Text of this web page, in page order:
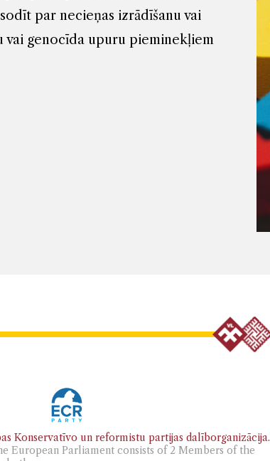
par necieņas izrādīšanu vai
vai genocīda upuru pieminekļiem
Konservatīvo un reformistu partijas dalīborganizācija.
European Parliament consists of 2 Members of the